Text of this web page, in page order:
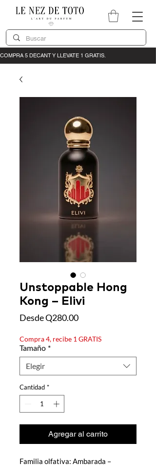
Unstoppable Hong
Kong – Elivi
DesdeQ280.00Precio
oferta
Compra 4, recibe 1 GRATIS
Tamaño *
Elegir
Cantidad *
Agregar al carrito
Familia olfativa: Ambarada –